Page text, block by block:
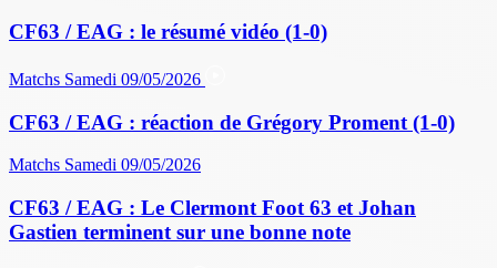
CF63 / EAG : le résumé vidéo (1-0)
Matchs Samedi 09/05/2026
CF63 / EAG : réaction de Grégory Proment (1-0)
Matchs Samedi 09/05/2026
CF63 / EAG : Le Clermont Foot 63 et Johan
Gastien terminent sur une bonne note